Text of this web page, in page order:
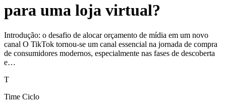
para uma loja virtual?
Introdução: o desafio de alocar orçamento de mídia em um novo
canal O TikTok tornou-se um canal essencial na jornada de compra
de consumidores modernos, especialmente nas fases de descoberta
e…
T
Time Ciclo